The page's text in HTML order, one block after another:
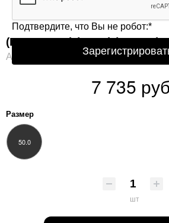
(Р80207022) (Цепь) (Ag 925)
Артикул: Р80207022
7 735
Размер
50.0
шт
Подтвердите, что Вы не робот:*